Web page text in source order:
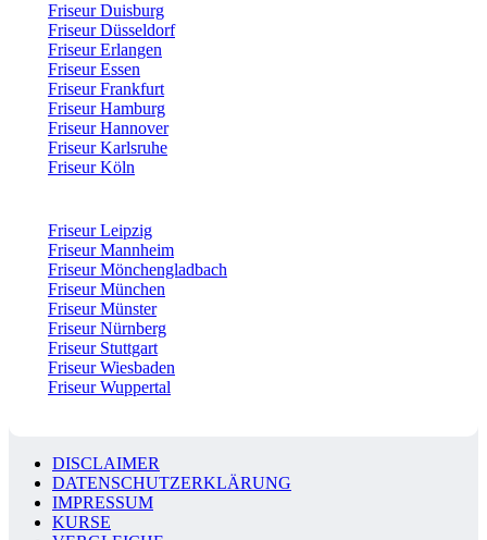
Friseur Duisburg
Friseur Düsseldorf
Friseur Erlangen
Friseur Essen
Friseur Frankfurt
Friseur Hamburg
Friseur Hannover
Friseur Karlsruhe
Friseur Köln
Friseur Leipzig
Friseur Mannheim
Friseur Mönchengladbach
Friseur München
Friseur Münster
Friseur Nürnberg
Friseur Stuttgart
Friseur Wiesbaden
Friseur Wuppertal
DISCLAIMER
DATENSCHUTZERKLÄRUNG
IMPRESSUM
KURSE